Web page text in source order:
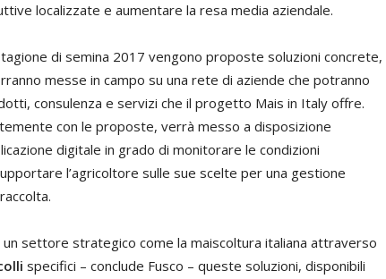
localizzate e aumentare la resa media aziendale.
di semina 2017 vengono proposte soluzioni concrete,
messe in campo su una rete di aziende che potranno
consulenza e servizi che il progetto Mais in Italy offre.
con le proposte, verrà messo a disposizione
digitale in grado di monitorare le condizioni
l’agricoltore sulle sue scelte per una gestione
settore strategico come la maiscoltura italiana attraverso
specifici – conclude Fusco – queste soluzioni, disponibili